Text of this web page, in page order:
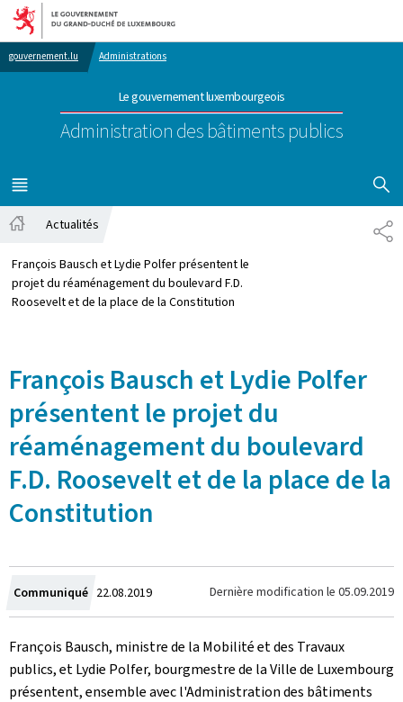
Aller au menu principal
Aller au contenu
gouvernement.lu Administrations
Le gouvernement luxembourgeois
Administration des bâtiments publics
MENU
PRINCIPAL
Actualités
François Bausch et Lydie Polfer présentent le
projet du réaménagement du boulevard F.D.
Roosevelt et de la place de la Constitution
François Bausch et Lydie Polfer
présentent le projet du
réaménagement du boulevard
F.D. Roosevelt et de la place de la
Constitution
Communiqué Crée
le
22.08.2019 Dernière modification le 05.09.2019
François Bausch, ministre de la Mobilité et des Travaux
publics, et Lydie Polfer, bourgmestre de la Ville de Luxembourg
présentent, ensemble avec l'Administration des bâtiments